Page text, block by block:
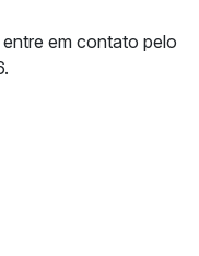
em contato pelo